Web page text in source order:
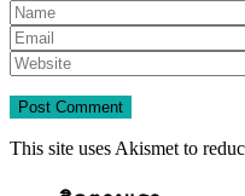
This site uses Akismet to